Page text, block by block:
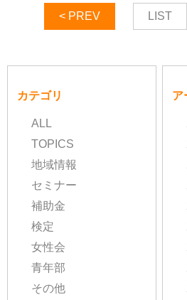
< PREV LIST
カテゴリ
ALL
TOPICS
地域情報
セミナー
補助金
検定
女性会
青年部
その他
ア